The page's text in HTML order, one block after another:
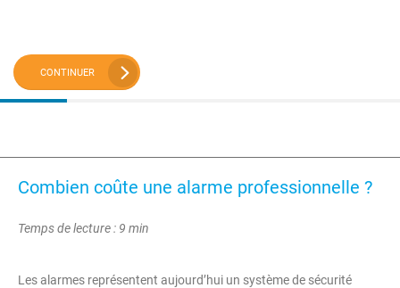
CONTINUER
Combien coûte une alarme professionnelle ?
Temps de lecture : 9 min
Les alarmes représentent aujourd’hui un système de sécurité